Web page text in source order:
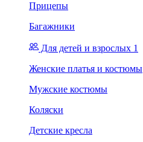
Прицепы
Багажники
Для детей и взрослых 1
Женские платья и костюмы
Мужские костюмы
Коляски
Детские кресла